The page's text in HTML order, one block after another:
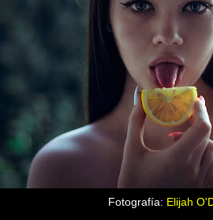
Fotografía: Elijah